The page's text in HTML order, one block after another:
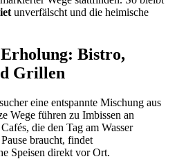
unverfälscht und die heimische
Bistro,
Grillen
eine entspannte Mischung aus
Wege führen zu Imbissen an
die den Tag am Wasser
braucht, findet
Speisen direkt vor Ort.